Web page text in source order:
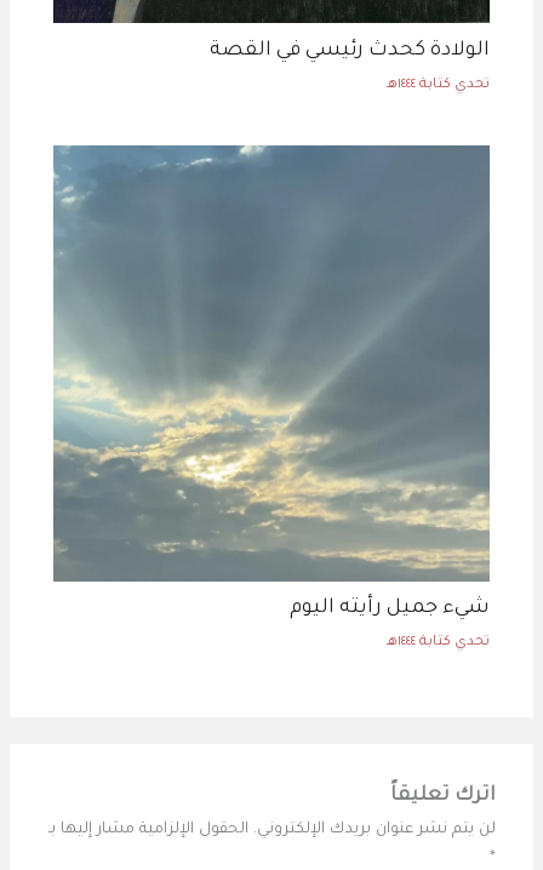
الولادة كحدث رئيسي في القصة
تحدي كتابة ١٤٤٤هـ
شيء جميل رأيته اليوم
تحدي كتابة ١٤٤٤هـ
اترك تعليقاً
لن يتم نشر عنوان بريدك الإلكتروني. الحقول الإلزامية مشار إليها بـ
*